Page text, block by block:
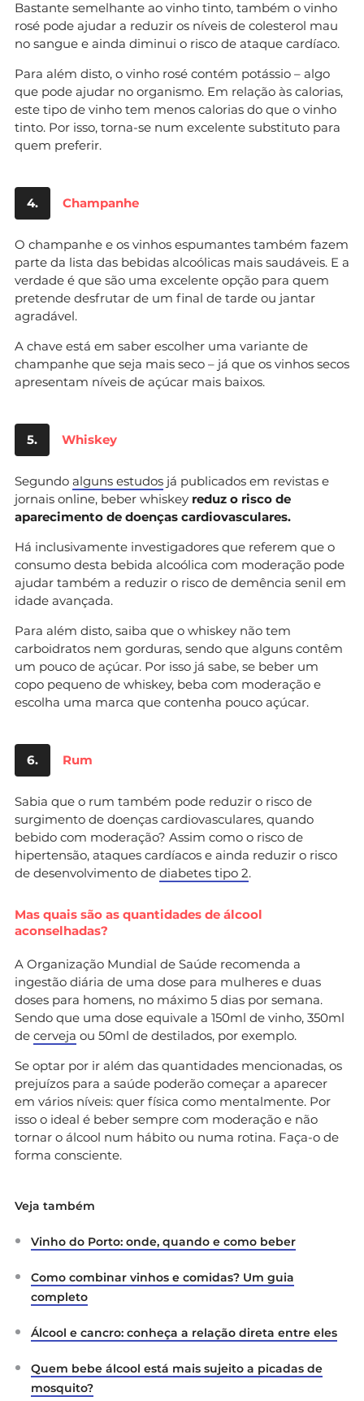
Bastante semelhante ao vinho tinto, também o vinho
rosé pode ajudar a reduzir os níveis de colesterol mau
no sangue e ainda diminui o risco de ataque cardíaco.
Para além disto, o vinho rosé contém potássio – algo
que pode ajudar no organismo. Em relação às calorias,
este tipo de vinho tem menos calorias do que o vinho
tinto. Por isso, torna-se num excelente substituto para
quem preferir.
4. Champanhe
O champanhe e os vinhos espumantes também fazem
parte da lista das bebidas alcoólicas mais saudáveis. E a
verdade é que são uma excelente opção para quem
pretende desfrutar de um final de tarde ou jantar
agradável.
A chave está em saber escolher uma variante de
champanhe que seja mais seco – já que os vinhos secos
apresentam níveis de açúcar mais baixos.
5. Whiskey
Segundo alguns estudos já publicados em revistas e
jornais online, beber whiskey reduz o risco de
aparecimento de doenças cardiovasculares.
Há inclusivamente investigadores que referem que o
consumo desta bebida alcoólica com moderação pode
ajudar também a reduzir o risco de demência senil em
idade avançada.
Para além disto, saiba que o whiskey não tem
carboidratos nem gorduras, sendo que alguns contêm
um pouco de açúcar. Por isso já sabe, se beber um
copo pequeno de whiskey, beba com moderação e
escolha uma marca que contenha pouco açúcar.
6. Rum
Sabia que o rum também pode reduzir o risco de
surgimento de doenças cardiovasculares, quando
bebido com moderação? Assim como o risco de
hipertensão, ataques cardíacos e ainda reduzir o risco
de desenvolvimento de diabetes tipo 2.
Mas quais são as quantidades de álcool
aconselhadas?
A Organização Mundial de Saúde recomenda a
ingestão diária de uma dose para mulheres e duas
doses para homens, no máximo 5 dias por semana.
Sendo que uma dose equivale a 150ml de vinho, 350ml
de cerveja ou 50ml de destilados, por exemplo.
Se optar por ir além das quantidades mencionadas, os
prejuízos para a saúde poderão começar a aparecer
em vários níveis: quer física como mentalmente. Por
isso o ideal é beber sempre com moderação e não
tornar o álcool num hábito ou numa rotina. Faça-o de
forma consciente.
Veja também
Vinho do Porto: onde, quando e como beber
Como combinar vinhos e comidas? Um guia
completo
Álcool e cancro: conheça a relação direta entre eles
Quem bebe álcool está mais sujeito a picadas de
mosquito?